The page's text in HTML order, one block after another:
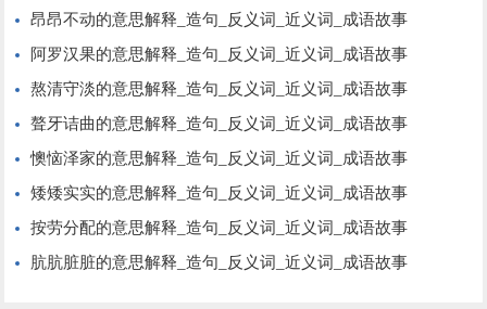
昂昂不动的意思解释_造句_反义词_近义词_成语故事
阿罗汉果的意思解释_造句_反义词_近义词_成语故事
熬清守淡的意思解释_造句_反义词_近义词_成语故事
聱牙诘曲的意思解释_造句_反义词_近义词_成语故事
懊恼泽家的意思解释_造句_反义词_近义词_成语故事
矮矮实实的意思解释_造句_反义词_近义词_成语故事
按劳分配的意思解释_造句_反义词_近义词_成语故事
肮肮脏脏的意思解释_造句_反义词_近义词_成语故事